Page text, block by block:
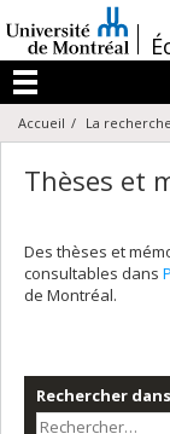
au
contenu
/
Menu
Accueil La recherche
Thèses et
Des thèses et
consultables dans
de Montréal.
Rechercher